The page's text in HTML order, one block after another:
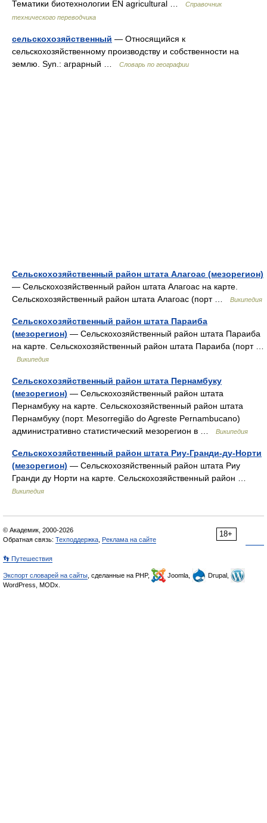
Тематики биотехнологии EN agricultural …
Справочник
технического переводчика
сельскохозяйственный — Относящийся к
сельскохозяйственному производству и собственности на
землю. Syn.: аграрный …
Словарь по географии
Сельскохозяйственный район штата Алагоас (мезорегион)
— Сельскохозяйственный район штата Алагоас на карте.
Сельскохозяйственный район штата Алагоас (порт …
Википедия
Сельскохозяйственный район штата Параиба
(мезорегион) — Сельскохозяйственный район штата Параиба
на карте. Сельскохозяйственный район штата Параиба (порт …
Википедия
Сельскохозяйственный район штата Пернамбуку
(мезорегион) — Сельскохозяйственный район штата
Пернамбуку на карте. Сельскохозяйственный район штата
Пернамбуку (порт. Mesorregião do Agreste Pernambucano)
административно статистический мезорегион в …
Википедия
Сельскохозяйственный район штата Риу-Гранди-ду-Норти
(мезорегион) — Сельскохозяйственный район штата Риу
Гранди ду Норти на карте. Сельскохозяйственный район …
Википедия
18+
© Академик, 2000-2026
Обратная связь: Техподдержка Реклама на сайте
👣 Путешествия
Экспорт словарей на сайты , сделанные на PHP, Joomla,
Drupal,
WordPress, MODx.